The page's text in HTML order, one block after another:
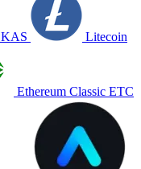
KAS Litecoin
Ethereum Classic ETC